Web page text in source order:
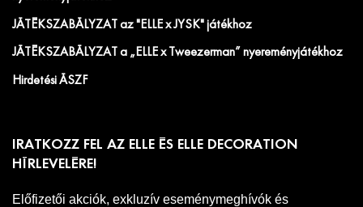
JÁTÉKSZABÁLYZAT az "ELLE x JYSK" játékhoz
JÁTÉKSZABÁLYZAT a „ELLE x Tweezerman” nyereményjátékhoz
Hirdetési ÁSZF
IRATKOZZ FEL AZ ELLE ÉS ELLE DECORATION
HÍRLEVELÉRE!
Előfizetői akciók, exkluzív eseménymeghívók és